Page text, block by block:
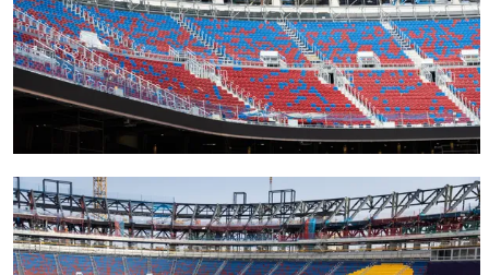
FC Barcelona club badge